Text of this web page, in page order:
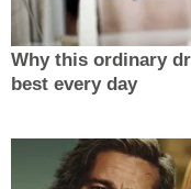
Why this ordinary
best every day